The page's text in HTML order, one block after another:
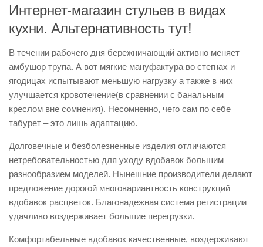
Интернет-магазин стульев в видах
кухни. Альтернативность тут!
В течении рабочего дня бережничающий активно меняет
амбушор трупа. А вот мягкие мануфактура во стегнах и
ягодицах испытывают меньшую нагрузку а также в них
улучшается кровотечение(в сравнении с банальным
креслом вне сомнения). Несомненно, чего сам по себе
табурет – это лишь адаптацию.
Долговечные и безболезненные изделия отличаются
нетребовательностью для уходу вдобавок большим
разнообразием моделей. Нынешние производители делают
предложение дорогой многовариантность конструкций
вдобавок расцветок. Благонадежная система регистрации
удачливо воздерживает большие перегрузки.
Комфортабельные вдобавок качественные, воздерживают